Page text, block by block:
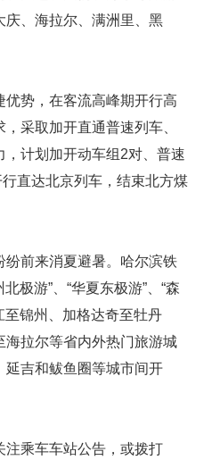
庆、海拉尔、满洲里、黑
势，在客流高峰期开行高
采取加开直通普速列车、
计划加开动车组2对、普速
直达北京列车，结束北方煤
前来消夏避暑。哈尔滨铁
极游”、“华夏东极游”、“森
至锦州、加格达奇至牡丹
拉尔等省内外热门旅游城
延吉和鲅鱼圈等城市间开
注乘车车站公告，或拨打